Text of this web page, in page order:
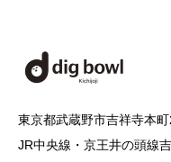
東京都武蔵野市吉祥寺本
JR中央線・京王井の頭線